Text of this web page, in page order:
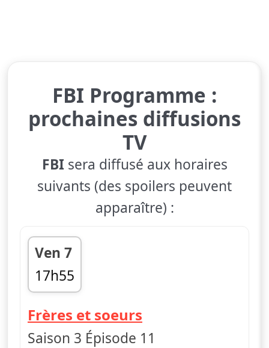
FBI Programme :
prochaines diffusions
TV
FBIsera diffusé aux horaires
suivants (des spoilers peuvent
apparaître) :
Ven 7
17h55
fin 18h40
Frères et soeurs
Saison 3 Épisode 11